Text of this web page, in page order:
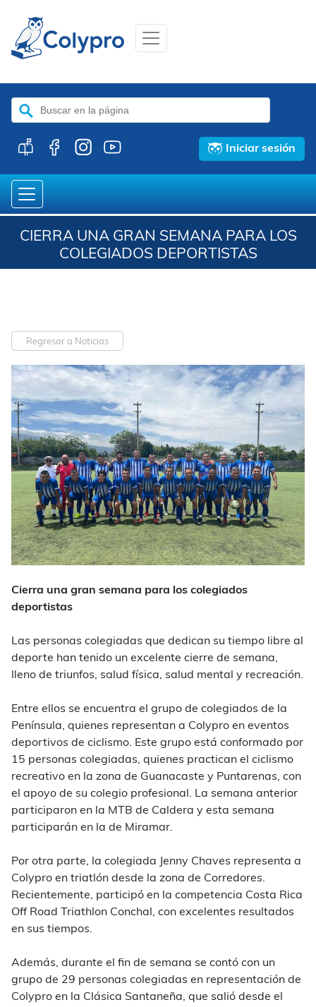
Buscar:
Iniciar sesión
CIERRA UNA GRAN SEMANA PARA LOS
COLEGIADOS DEPORTISTAS
Regresar a Noticias
Cierra una gran semana para los colegiados
deportistas
Las personas colegiadas que dedican su tiempo libre al
deporte han tenido un excelente cierre de semana,
lleno de triunfos, salud física, salud mental y recreación.
Entre ellos se encuentra el grupo de colegiados de la
Península, quienes representan a Colypro en eventos
deportivos de ciclismo. Este grupo está conformado por
15 personas colegiadas, quienes practican el ciclismo
recreativo en la zona de Guanacaste y Puntarenas, con
el apoyo de su colegio profesional. La semana anterior
participaron en la MTB de Caldera y esta semana
participarán en la de Miramar.
Por otra parte, la colegiada Jenny Chaves representa a
Colypro en triatlón desde la zona de Corredores.
Recientemente, participó en la competencia Costa Rica
Off Road Triathlon Conchal, con excelentes resultados
en sus tiempos.
Además, durante el fin de semana se contó con un
grupo de 29 personas colegiadas en representación de
Colypro en la Clásica Santaneña, que salió desde el